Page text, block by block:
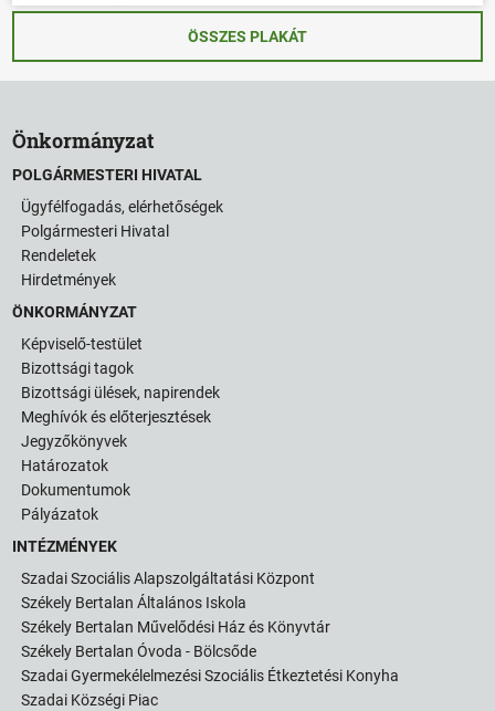
ÖSSZES PLAKÁT
Önkormányzat
POLGÁRMESTERI HIVATAL
Ügyfélfogadás, elérhetőségek
Polgármesteri Hivatal
Rendeletek
Hirdetmények
ÖNKORMÁNYZAT
Képviselő-testület
Bizottsági tagok
Bizottsági ülések, napirendek
Meghívók és előterjesztések
Jegyzőkönyvek
Határozatok
Dokumentumok
Pályázatok
INTÉZMÉNYEK
Szadai Szociális Alapszolgáltatási Központ
Székely Bertalan Általános Iskola
Székely Bertalan Művelődési Ház és Könyvtár
Székely Bertalan Óvoda - Bölcsőde
Szadai Gyermekélelmezési Szociális Étkeztetési Konyha
Szadai Községi Piac